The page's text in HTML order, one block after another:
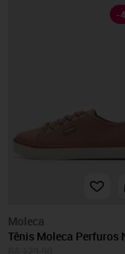
-
Moleca
Tênis Moleca Perfuros